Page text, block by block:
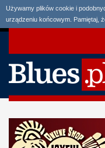
Używamy plików cookie i
urządzeniu końcowym. Pamiętaj,